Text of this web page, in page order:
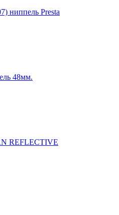
ниппель Presta
48мм.
REFLECTIVE